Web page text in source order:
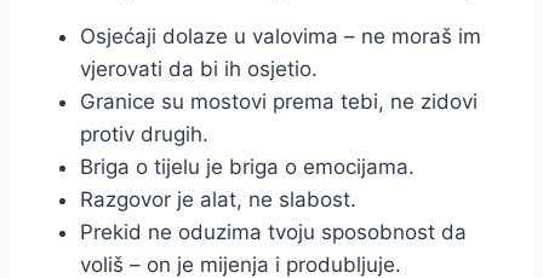
Osjećaji dolaze u valovima – ne moraš im
vjerovati da bi ih osjetio.
Granice su mostovi prema tebi, ne zidovi
protiv drugih.
Briga o tijelu je briga o emocijama.
Razgovor je alat, ne slabost.
Prekid ne oduzima tvoju sposobnost da
voliš – on je mijenja i produbljuje.